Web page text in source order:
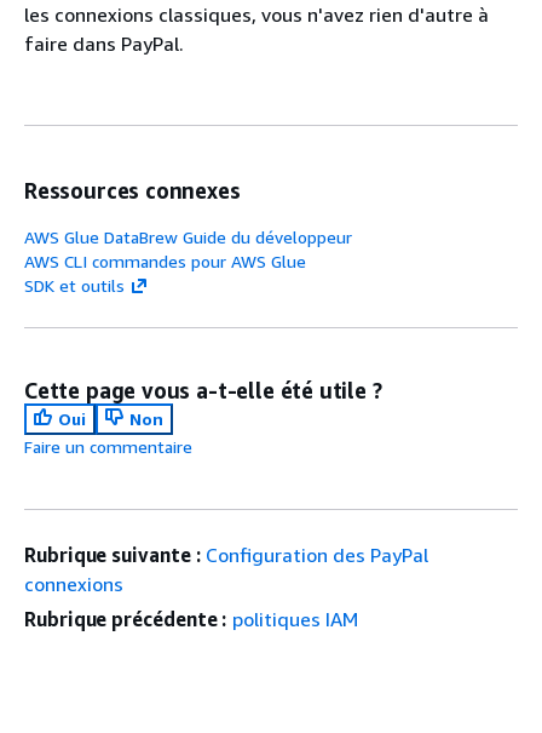
les connexions classiques, vous n'avez rien d'autre à
faire dans PayPal.
Ressources connexes
AWS Glue DataBrew Guide du développeur
AWS CLI commandes pour AWS Glue
SDK et outils
Cette page vous a-t-elle été utile ?
Oui
Non
Faire un commentaire
Rubrique suivante : Configuration des PayPal
connexions
Rubrique précédente : politiques IAM